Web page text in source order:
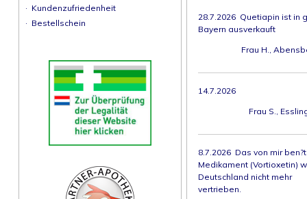
· Kundenzufriedenheit
· Bestellschein
28.7.2026 Quetiapin ist in
Bayern ausverkauft
Frau H.,
14.7.2026
Frau S.,
8.7.2026 Das von mir
Medikament (Vortioxetin)
Deutschland nicht mehr
vertrieben.